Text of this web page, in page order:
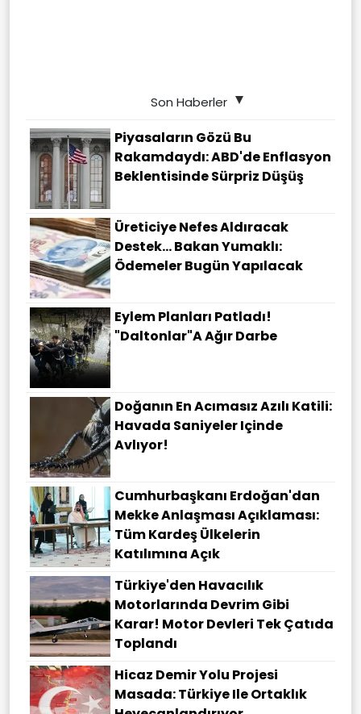
Son Haberler
Piyasaların Gözü Bu
Rakamdaydı: ABD'de Enflasyon
Beklentisinde Sürpriz Düşüş
Üreticiye Nefes Aldıracak
Destek... Bakan Yumaklı:
Ödemeler Bugün Yapılacak
Eylem Planları Patladı!
"Daltonlar"a Ağır Darbe
Doğanın En Acımasız Azılı Katili:
Havada Saniyeler Içinde
Avlıyor!
Cumhurbaşkanı Erdoğan'dan
Mekke Anlaşması Açıklaması:
Tüm Kardeş Ülkelerin
Katılımına Açık
Türkiye'den Havacılık
Motorlarında Devrim Gibi
Karar! Motor Devleri Tek Çatıda
Toplandı
Hicaz Demir Yolu Projesi
Masada: Türkiye Ile Ortaklık